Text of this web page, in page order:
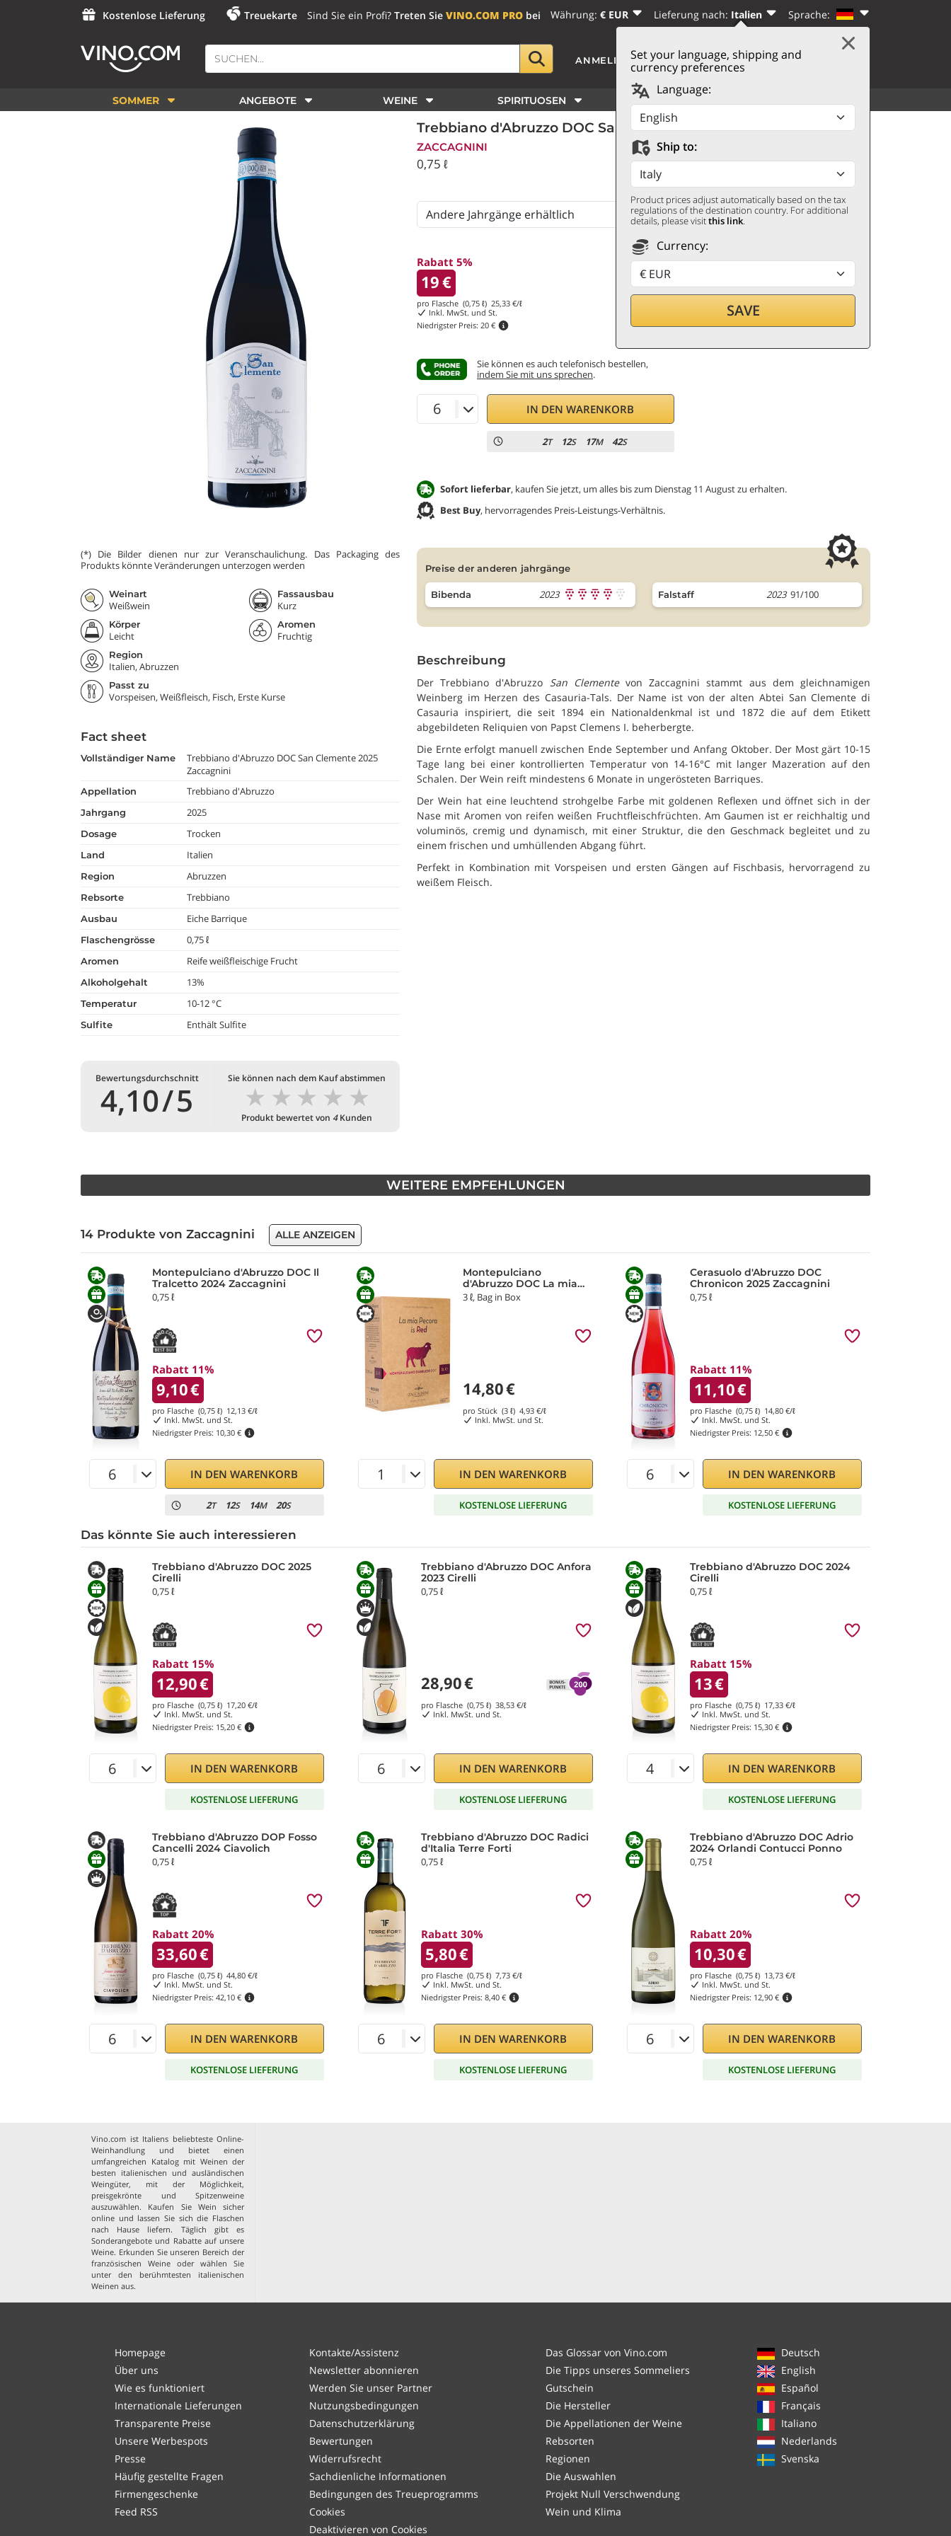
Kostenlose Lieferung Treuekarte Sind Sie ein Profi? Treten Sie VINO.COM PRObei Währung: € EUR Lieferung nach: Italien Sprache:
Set your language, shipping and
currency preferences
Language:
Ship to:
Product prices adjust automatically based on the tax
regulations of the destination country. For additional
details, please visitthis link.
Currency:
SAVE
ANMELDEN | REGISTRIEREN WARENKORB
SOMMER ANGEBOTE WEINE SPIRITUOSEN WEITERES
(*) Die Bilder dienen nur zur Veranschaulichung. Das Packaging des
Produkts könnte Veränderungen unterzogen werden
Weinart
Weißwein
Fassausbau
Kurz
Körper
Leicht
Aromen
Fruchtig
Region
Italien, Abruzzen
Passt zu
Vorspeisen, Weißfleisch, Fisch, Erste Kurse
Fact sheet
vollständiger Name
Trebbiano d'Abruzzo DOC San Clemente 2025
Zaccagnini
appellation Trebbiano d'Abruzzo
jahrgang 2025
dosage Trocken
land Italien
region Abruzzen
rebsorte Trebbiano
ausbau Eiche Barrique
flaschengrösse 0,75 ℓ
aromen Reife weißfleischige Frucht
alkoholgehalt 13%
temperatur 10-12 °C
Sulfite Enthält Sulfite
Bewertungsdurchschnitt
4,10/5
Sie können nach dem Kauf abstimmen
★
★
★
★
★
Produkt bewertet von4Kunden
Trebbiano d'Abruzzo DOC San Clemente 2025 Zaccagnini
ZACCAGNINI
0,75 ℓ
Rabatt 5%
19€
pro Flasche (0,75 ℓ) 25,33 €/ℓ
Inkl. MwSt. und St.
Niedrigster Preis: 20 €
Sie können es auch telefonisch bestellen,
indem Sie mit uns sprechen.
IN DEN WARENKORB
2T 12S 17M 40S
Sofort lieferbar, kaufen Sie jetzt, um alles bis zum Dienstag 11 August zu erhalten.
Best Buy, hervorragendes Preis-Leistungs-Verhältnis.
preise der anderen jahrgänge
Bibenda 2023 Falstaff 2023 91/100
Beschreibung
Der Trebbiano d'Abruzzo San Clementevon Zaccagnini stammt aus dem gleichnamigen
Weinberg im Herzen des Casauria-Tals. Der Name ist von der alten Abtei San Clemente di
Casauria inspiriert, die seit 1894 ein Nationaldenkmal ist und 1872 die auf dem Etikett
abgebildeten Reliquien von Papst Clemens I. beherbergte.
Die Ernte erfolgt manuell zwischen Ende September und Anfang Oktober. Der Most gärt 10-15
Tage lang bei einer kontrollierten Temperatur von 14-16°C mit langer Mazeration auf den
Schalen. Der Wein reift mindestens 6 Monate in ungerösteten Barriques.
Der Wein hat eine leuchtend strohgelbe Farbe mit goldenen Reflexen und öffnet sich in der
Nase mit Aromen von reifen weißen Fruchtfleischfrüchten. Am Gaumen ist er reichhaltig und
voluminös, cremig und dynamisch, mit einer Struktur, die den Geschmack begleitet und zu
einem frischen und umhüllenden Abgang führt.
Perfekt in Kombination mit Vorspeisen und ersten Gängen auf Fischbasis, hervorragend zu
weißem Fleisch.
WEITERE EMPFEHLUNGEN
14 Produkte von Zaccagnini ALLE ANZEIGEN
Montepulciano d'Abruzzo DOC Il
Tralcetto 2024 Zaccagnini
0,75 ℓ
Rabatt 11%
9,10€
pro Flasche (0,75 ℓ) 12,13 €/ℓ
Inkl. MwSt. und St.
Niedrigster Preis: 10,30 €
IN DEN WARENKORB
2T 12S 14M 18S
Montepulciano
d'Abruzzo DOC La mia
Pecora is Red 2024
Zaccagnini
3 ℓ, Bag in Box
14,80€
pro Stück (3 ℓ)4,93 €/ℓ
Inkl. MwSt. und St.
IN DEN WARENKORB
KOSTENLOSE LIEFERUNG
Cerasuolo d'Abruzzo DOC
Chronicon 2025 Zaccagnini
0,75 ℓ
Rabatt 11%
11,10€
pro Flasche (0,75 ℓ) 14,80 €/ℓ
Inkl. MwSt. und St.
Niedrigster Preis: 12,50 €
IN DEN WARENKORB
KOSTENLOSE LIEFERUNG
Das könnte Sie auch interessieren
Trebbiano d'Abruzzo DOC 2025
Cirelli
0,75 ℓ
Rabatt 15%
12,90€
pro Flasche (0,75 ℓ) 17,20 €/ℓ
Inkl. MwSt. und St.
Niedrigster Preis: 15,20 €
IN DEN WARENKORB
KOSTENLOSE LIEFERUNG
Trebbiano d'Abruzzo DOC Anfora
2023 Cirelli
0,75 ℓ
28,90€
pro Flasche (0,75 ℓ) 38,53 €/ℓ
Inkl. MwSt. und St.
IN DEN WARENKORB
KOSTENLOSE LIEFERUNG
Trebbiano d'Abruzzo DOC 2024
Cirelli
0,75 ℓ
Rabatt 15%
13€
pro Flasche (0,75 ℓ) 17,33 €/ℓ
Inkl. MwSt. und St.
Niedrigster Preis: 15,30 €
IN DEN WARENKORB
KOSTENLOSE LIEFERUNG
Trebbiano d'Abruzzo DOP Fosso
Cancelli 2024 Ciavolich
0,75 ℓ
Rabatt 20%
33,60€
pro Flasche (0,75 ℓ) 44,80 €/ℓ
Inkl. MwSt. und St.
Niedrigster Preis: 42,10 €
IN DEN WARENKORB
KOSTENLOSE LIEFERUNG
Trebbiano d'Abruzzo DOC Radici
d'Italia Terre Forti
0,75 ℓ
Rabatt 30%
5,80€
pro Flasche (0,75 ℓ) 7,73 €/ℓ
Inkl. MwSt. und St.
Niedrigster Preis: 8,40 €
IN DEN WARENKORB
KOSTENLOSE LIEFERUNG
Trebbiano d'Abruzzo DOC Adrio
2024 Orlandi Contucci Ponno
0,75 ℓ
Rabatt 20%
10,30€
pro Flasche (0,75 ℓ) 13,73 €/ℓ
Inkl. MwSt. und St.
Niedrigster Preis: 12,90 €
IN DEN WARENKORB
KOSTENLOSE LIEFERUNG
Vino.com ist Italiens beliebteste Online-
Weinhandlung und bietet einen
umfangreichen Katalog mit Weinen der
besten italienischen und ausländischen
Weingüter, mit der Möglichkeit,
preisgekrönte und Spitzenweine
auszuwählen. Kaufen Sie Wein sicher
online und lassen Sie sich die Flaschen
nach Hause liefern. Täglich gibt es
Sonderangebote und Rabatte auf unsere
Weine. Erkunden Sie unseren Bereich der
französischen Weine oder wählen Sie
unter den berühmtesten italienischen
Weinen aus.
Homepage
Über uns
Wie es funktioniert
Internationale Lieferungen
Transparente Preise
Unsere Werbespots
Presse
Häufig gestellte Fragen
Firmengeschenke
Feed RSS
Kontakte/Assistenz
Newsletter abonnieren
Werden Sie unser Partner
Nutzungsbedingungen
Datenschutzerklärung
Bewertungen
Widerrufsrecht
Sachdienliche Informationen
Bedingungen des Treueprogramms
Cookies
Deaktivieren von Cookies
Das Glossar von Vino.com
Die Tipps unseres Sommeliers
Gutschein
Die Hersteller
Die Appellationen der Weine
Rebsorten
Regionen
Die Auswahlen
Projekt Null Verschwendung
Wein und Klima
Deutsch
English
Español
Français
Italiano
Nederlands
Svenska